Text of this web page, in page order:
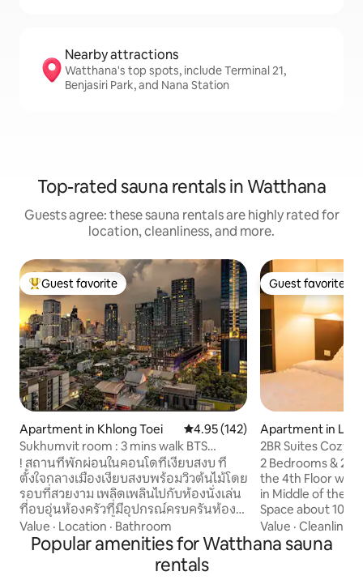
Nearby attractions
Watthana's top spots, include Terminal 21,
Benjasiri Park, and Nana Station
Top-rated sauna rentals in Watthana
Guests agree: these sauna rentals are highly rated for
location, cleanliness, and more.
Top guest favorite
Guest favorite
Apartment in Khlong Toei 4.95 out of 5 average rating,
4.95 (142)
Sukhumvit room : 3 mins walk BTS
Thonglor
! สถานที่พักผ่อนในคอนโดที่เงียบสงบ ที่
ตั้งใจกลางเมืองเงียบสงบพร้อมวิวต้นไม้โดย
รอบที่สวยงาม เพลิดเพลินไปกับห้องนั่งเล่น
ที่อบอุ่นห้องครัวที่มีอุปกรณ์ครบครันห้อง
นอนหรูหราห้องน้ำในตัวและระเบียงส่วนตัว
นอกจากนี้ยังตั้งอยู่ใกล้กับทองหล่อที่ทัน
สมัยทำให้การสำรวจสถานที่ท่องเที่ยวใน
พื้นที่เป็นเรื่องง่าย และสัมผัสความสะดวก
Value · Location · Bathroom
Guest favorite
Guest favorite
Apartment in
2BR Suites Cozy
Sukhumvit 41 BTS
2 Bedrooms & 2
the 4th Floor with
in Middle of the
Space about 100
close to BTS
walk about 5 minutes. Walking
to EmQuartier,
Value ·Cleanliness
Popular amenities for Watthana sauna
rentals